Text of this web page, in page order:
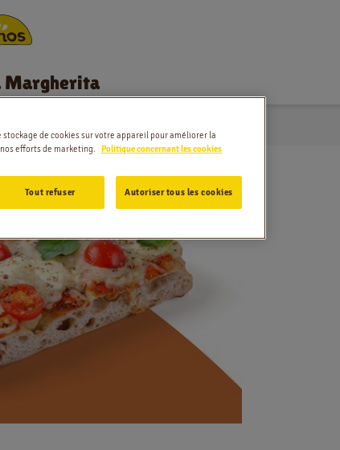
Margherita
de cookies sur votre appareil pour améliorer la
efforts de marketing. Politique concernant les cookies
Tout refuser Autoriser tous les cookies